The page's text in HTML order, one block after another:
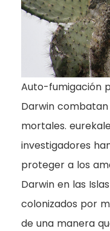
Auto-fumigación
Darwin
mortales.
investigadores
proteger a los
Darwin en las
colonizados por
de una manera